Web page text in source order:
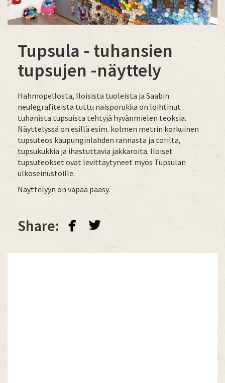
Tupsula - tuhansien
tupsujen -näyttely
Hahmopellosta, Iloisista tuoleista ja Saabin
neulegrafiteista tuttu naisporukka on loihtinut
tuhanista tupsuista tehtyjä hyvänmielen teoksia.
Näyttelyssä on esillä esim. kolmen metrin korkuinen
tupsuteos kaupunginlahden rannasta ja torilta,
tupsukukkia ja ihastuttavia jakkaroita. Iloiset
tupsuteokset ovat levittäytyneet myös Tupsulan
ulkoseinustoille.
Näyttelyyn on vapaa pääsy.
Share: facebook twitterbird